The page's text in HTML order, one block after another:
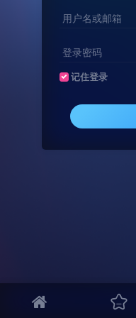
用户名或邮箱
登录密码
记住登录